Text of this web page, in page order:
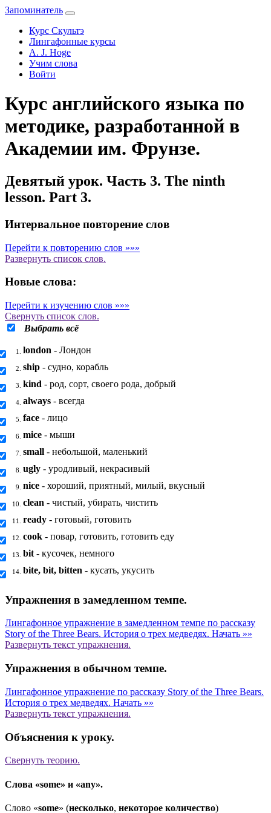
Запоминатель
Курс Скультэ
Лингафонные курсы
A. J. Hoge
Учим слова
Войти
Курс английского языка по
методике, разработанной в
Академии им. Фрунзе.
Девятый урок. Часть 3. The ninth
lesson. Part 3.
Интервальное повторение слов
Перейти к повторению слов »»»
Развернуть список слов.
Новые слова:
Перейти к изучению слов »»»
Свернуть список слов.
Выбрать всё
1. london - Лондон
2. ship - судно, корабль
3. kind - род, сорт, своего рода, добрый
4. always - всегда
5. face - лицо
6. mice - мыши
7. small - небольшой, маленький
8. ugly - уродливый, некрасивый
9. nice - хороший, приятный, милый, вкусный
10. clean - чистый, убирать, чистить
11. ready - готовый, готовить
12. cook - повар, готовить, готовить еду
13. bit - кусочек, немного
14. bite, bit, bitten - кусать, укусить
Упражнения в замедленном темпе.
Лингафонное упражнение в замедленном темпе по рассказу
Story of the Three Bears. История о трех медведях. Начать »»
Развернуть текст упражнения.
Упражнения в обычном темпе.
Лингафонное упражнение по рассказу Story of the Three Bears.
История о трех медведях. Начать »»
Развернуть текст упражнения.
Объяснения к уроку.
Свернуть теорию.
Слова «some» и «any».
Слово «some» (несколько, некоторое количество)